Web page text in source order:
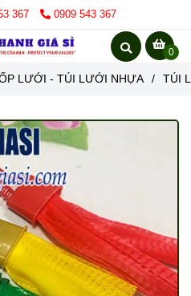
367 0909 543 367
0
LƯỚI - TÚI LƯỚI NHỰA / TÚI